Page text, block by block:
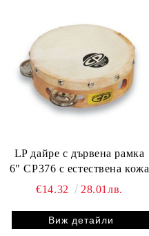
LP дайре с дървена рамка
6" CP376 с естествена кожа
€14.32
28.01лв.
Виж детайли